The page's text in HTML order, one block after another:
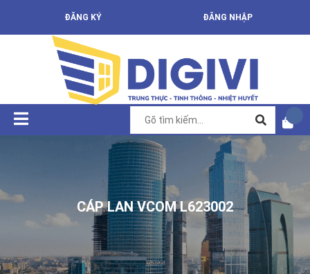
ĐĂNG KÝ ĐĂNG NHẬP
CÁP LAN VCOM L623002